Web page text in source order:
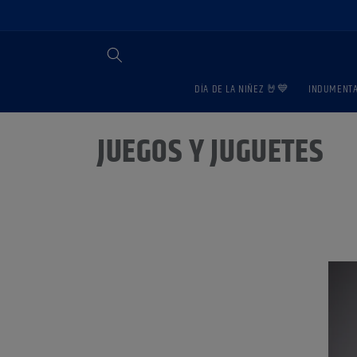
DÍA DE LA NIÑEZ 🤘💙
C
JUEGOS Y JUGUETES